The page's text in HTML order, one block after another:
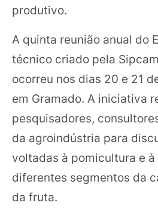
produtivo.
A quinta reunião anual do
técnico criado pela
ocorreu nos dias 20 e 21
em Gramado. A iniciativa
pesquisadores,
da agroindústria para
voltadas à pomicultura e
diferentes segmentos da
da fruta.